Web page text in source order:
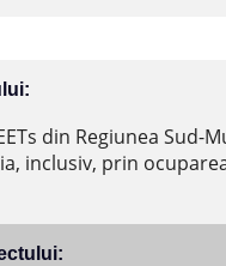
din Regiunea
inclusiv, prin